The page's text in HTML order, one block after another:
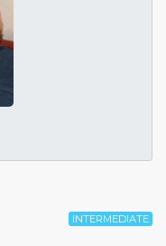
INTERMEDIATE